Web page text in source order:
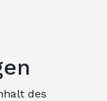
des